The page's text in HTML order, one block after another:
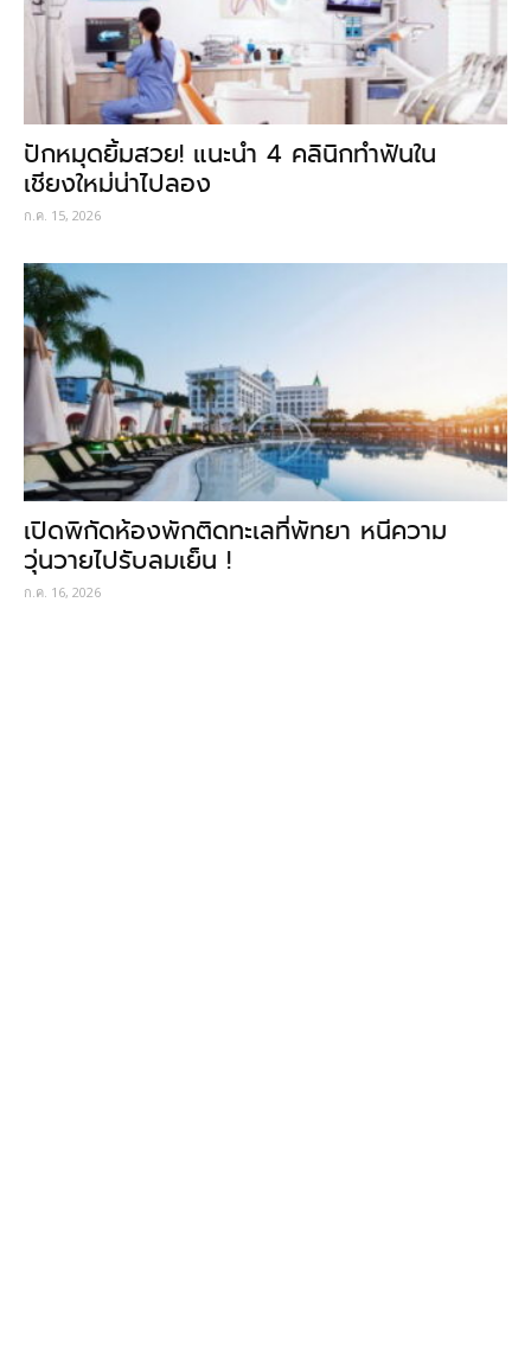
ปักหมุดยิ้มสวย! แนะนำ 4 คลินิกทำฟันใน
เชียงใหม่น่าไปลอง
ก.ค. 15, 2026
เปิดพิกัดห้องพักติดทะเลที่พัทยา หนีความ
วุ่นวายไปรับลมเย็น !
ก.ค. 16, 2026